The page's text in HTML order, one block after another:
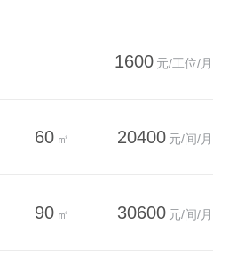
1600 元/工位/月
60 ㎡ 20400 元/间/月
90 ㎡ 30600 元/间/月